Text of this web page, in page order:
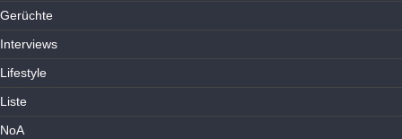
Gerüchte
Interviews
Lifestyle
Liste
NoA